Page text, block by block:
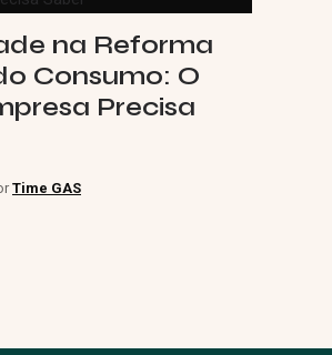
na Reforma
Consumo: O
Precisa
Time GAS